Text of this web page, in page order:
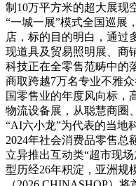
制10万平方米的超大展现
“一城一展”模式全国巡展
店，标的目的明白，通过
现道具及贸易照明展、商
科技正在全零售范畴中的
商取跨越7万名专业不雅
国零售业的年度风向标，
物流设备展，从聪慧商圈
“AI六小龙”为代表的当地
2024年社会消费品零售总
立异推出互动类“超市现
型历经26年积淀，亚洲规